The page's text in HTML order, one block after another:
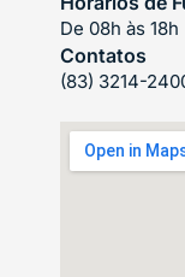
De 08h às 18h
Contatos
(83) 3214-